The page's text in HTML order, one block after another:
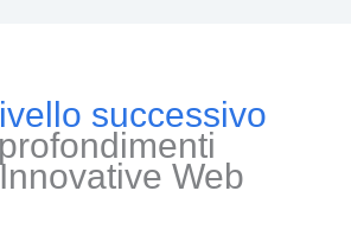
successivo
Web